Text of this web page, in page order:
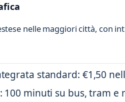
nelle maggiori città, con
standard: €1,50
100 minuti su bus, tram